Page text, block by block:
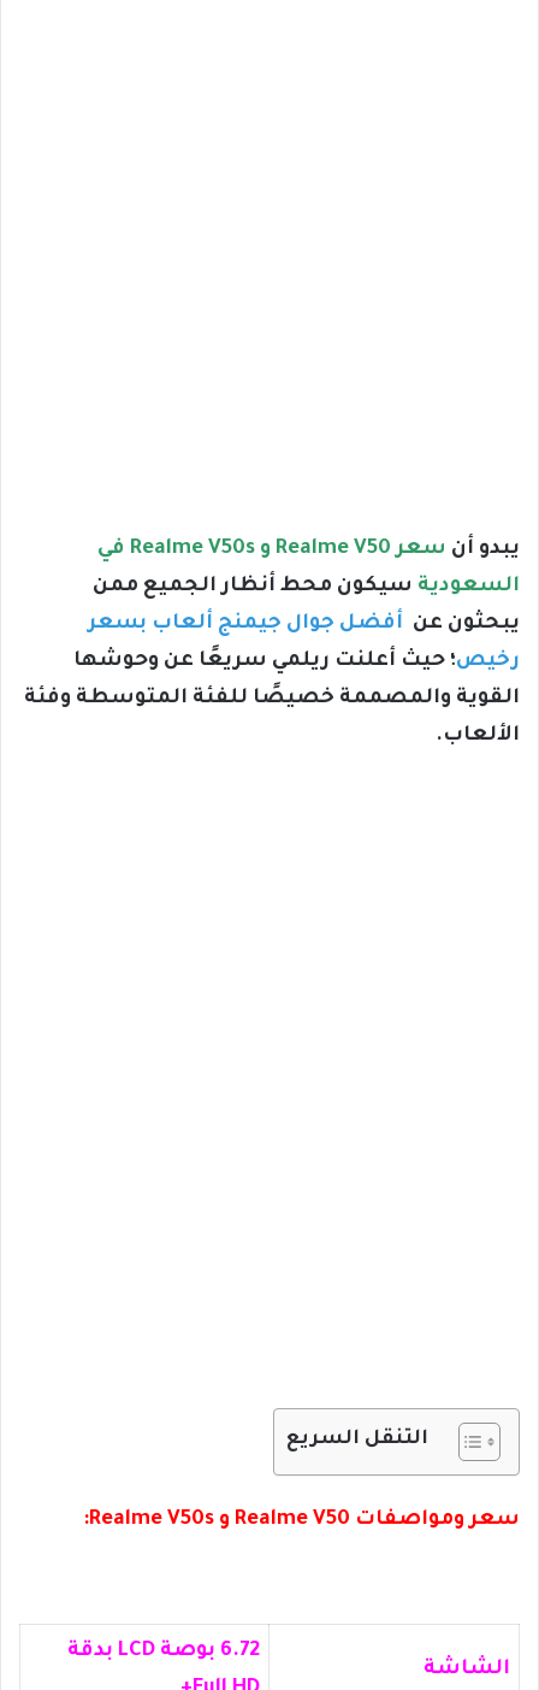
يبدو أن
سعر Realme V50 و Realme V50s في
السعودية سيكون محط أنظار الجميع ممن
يبحثون عن أفضل جوال جيمنج ألعاب بسعر
رخيص؛ حيث أعلنت ريلمي سريعًا عن وحوشها
القوية والمصممة خصيصًا للفئة المتوسطة وفئة
الألعاب.
التنقل السريع
سعر ومواصفات Realme V50 و Realme V50s:
الشاشة
6.72 بوصة LCD بدقة